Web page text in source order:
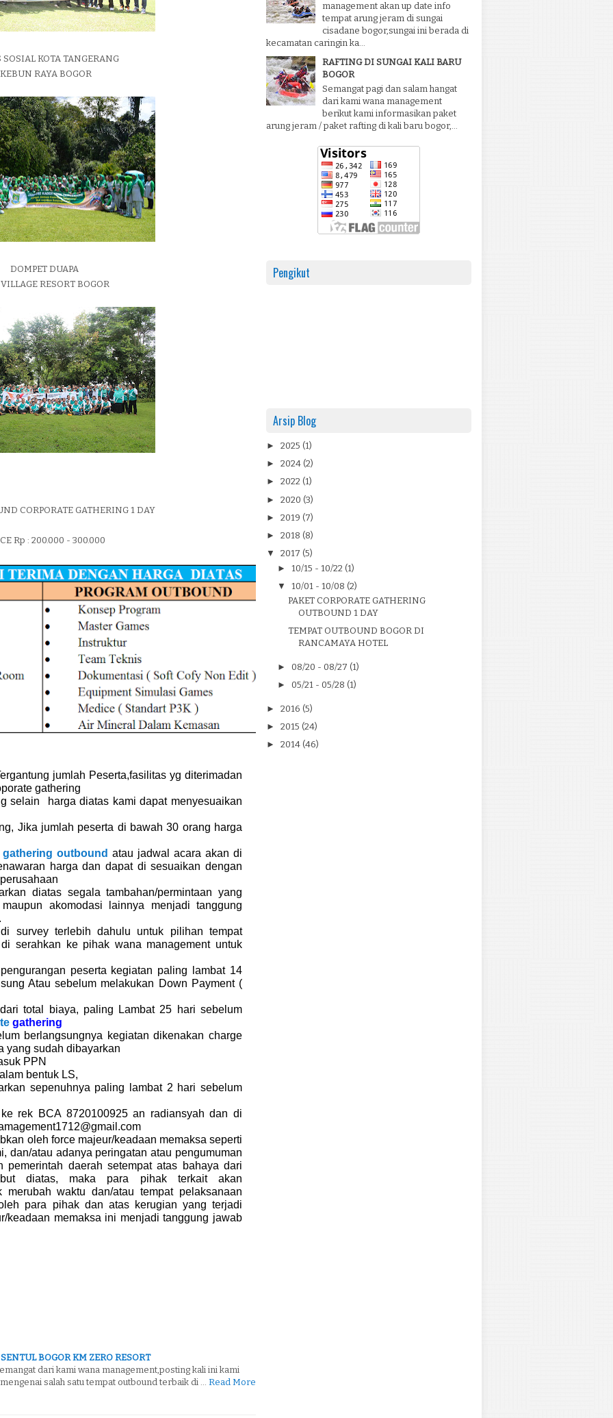
KOTA TANGERANG
KEBUN RAYA BOGOR
DOMPET DUAPA
RESORT BOGOR
CORPORATE GATHERING 1 DAY
Rp : 200.000 - 300.000
jumlah Peserta,fasilitas yg diterimadan
gathering
selain harga diatas kami dapat menyesuaikan
Jika jumlah peserta di bawah 30 orang harga
gathering outbound atau jadwal acara akan di
harga dan dapat di sesuaikan dengan
diatas segala tambahan/permintaan yang
akomodasi lainnya menjadi tanggung
survey terlebih dahulu untuk pilihan tempat
serahkan ke pihak wana management untuk
peserta kegiatan paling lambat 14
Atau sebelum melakukan Down Payment (
total biaya, paling Lambat 25 hari sebelum
gathering
berlangsungnya kegiatan dikenakan charge
yang sudah dibayarkan
PPN
bentuk LS,
sepenuhnya paling lambat 2 hari sebelum
rek BCA 8720100925 an radiansyah dan di
oleh force majeur/keadaan memaksa seperti
dan/atau adanya peringatan atau pengumuman
pemerintah daerah setempat atas bahaya dari
diatas, maka para pihak terkait akan
merubah waktu dan/atau tempat pelaksanaan
para pihak dan atas kerugian yang terjadi
keadaan memaksa ini menjadi tanggung jawab
BOGOR KM ZERO RESORT
dari kami wana management,posting kali ini kami
salah satu tempat outbound terbaik di …
Read More
management akan up date info
tempat arung jeram di sungai
cisadane bogor,sungai ini berada di
kecamatan caringin ka...
RAFTING DI SUNGAI KALI BARU
BOGOR
Semangat pagi dan salam hangat
dari kami wana management
berikut kami informasikan paket
arung jeram / paket rafting di kali baru bogor,...
Pengikut
Arsip Blog
► 2025 (1)
► 2024 (2)
► 2022 (1)
► 2020 (3)
► 2019 (7)
► 2018 (8)
▼ 2017 (5)
► 10/15 - 10/22 (1)
▼ 10/01 - 10/08 (2)
PAKET CORPORATE GATHERING
OUTBOUND 1 DAY
TEMPAT OUTBOUND BOGOR DI
RANCAMAYA HOTEL
► 08/20 - 08/27 (1)
► 05/21 - 05/28 (1)
► 2016 (5)
► 2015 (24)
► 2014 (46)